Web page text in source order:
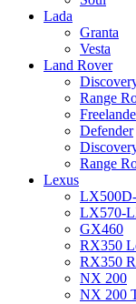
Lada
Granta
Vesta
Land Rover
Range
Defender
Range
Lexus
LX570-
GX460
RX350
RX350
NX 200
NX 200